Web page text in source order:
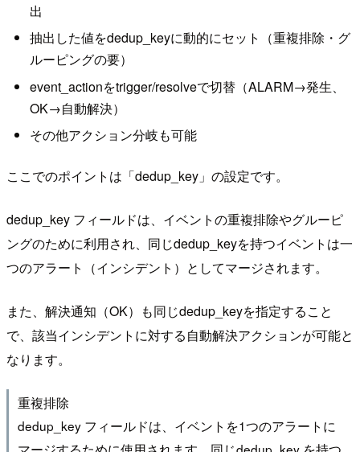
出
抽出した値をdedup_keyに動的にセット（重複排除・グ
ルーピングの要）
event_actionをtrigger/resolveで切替（ALARM→発生、
OK→自動解決）
その他アクション分岐も可能
ここでのポイントは「dedup_key」の設定です。
dedup_key フィールドは、イベントの重複排除やグルーピ
ングのために利用され、同じdedup_keyを持つイベントは一
つのアラート（インシデント）としてマージされます。
また、解決通知（OK）も同じdedup_keyを指定すること
で、該当インシデントに対する自動解決アクションが可能と
なります。
重複排除
dedup_key フィールドは、イベントを1つのアラートに